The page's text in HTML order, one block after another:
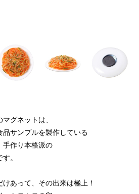
グネットは、
品サンプルを製作している
手作り本格派の
。
あって、その出来は極上！